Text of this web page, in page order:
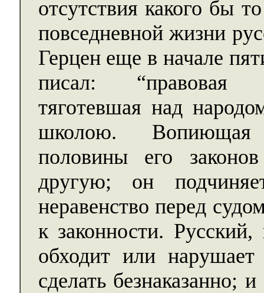
отсутствия какого бы
повседневной жизни
Герцен еще в начале
писал: “правовая
тяготевшая над
школою. Вопиющая
половины его
другую; он
неравенство перед
к законности.
обходит или
сделать безнаказанно;